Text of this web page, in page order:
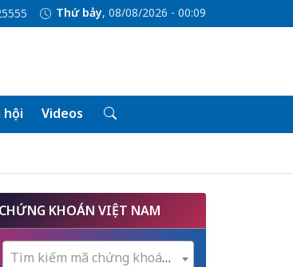
Thứ bảy, 08/08/2026 - 00:09
hội Videos
CHỨNG KHOÁN VIỆT NAM
Tìm kiếm mã chứng khoán...